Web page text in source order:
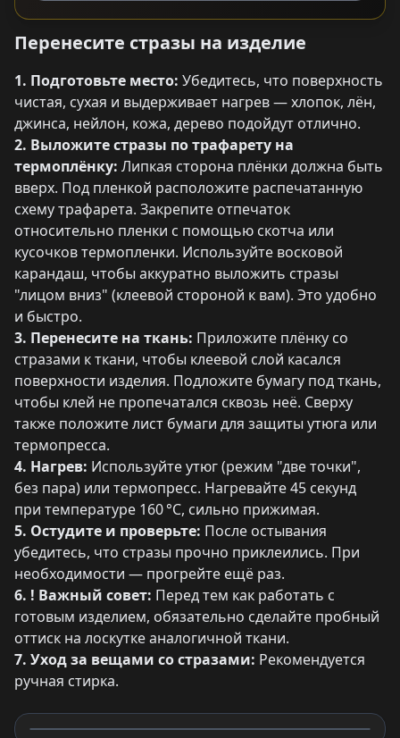
Перенесите стразы на изделие
1. Подготовьте место: Убедитесь, что поверхность
чистая, сухая и выдерживает нагрев — хлопок, лён,
джинса, нейлон, кожа, дерево подойдут отлично.
2. Выложите стразы по трафарету на
термоплёнку: Липкая сторона плёнки должна быть
вверх. Под пленкой расположите распечатанную
схему трафарета. Закрепите отпечаток
относительно пленки с помощью скотча или
кусочков термопленки. Используйте восковой
карандаш, чтобы аккуратно выложить стразы
"лицом вниз" (клеевой стороной к вам). Это удобно
и быстро.
3. Перенесите на ткань: Приложите плёнку со
стразами к ткани, чтобы клеевой слой касался
поверхности изделия. Подложите бумагу под ткань,
чтобы клей не пропечатался сквозь неё. Сверху
также положите лист бумаги для защиты утюга или
термопресса.
4. Нагрев: Используйте утюг (режим "две точки",
без пара) или термопресс. Нагревайте 45 секунд
при температуре 160 °C, сильно прижимая.
5. Остудите и проверьте: После остывания
убедитесь, что стразы прочно приклеились. При
необходимости — прогрейте ещё раз.
6. ! Важный совет: Перед тем как работать с
готовым изделием, обязательно сделайте пробный
оттиск на лоскутке аналогичной ткани.
7. Уход за вещами со стразами: Рекомендуется
ручная стирка.